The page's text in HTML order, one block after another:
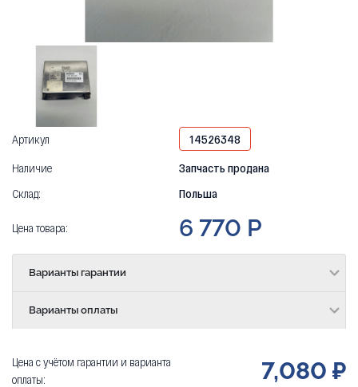
Артикул
14526348
Наличие
Запчасть продана
Склад:
Польша
Цена товара: 6 770 Р
Варианты гарантии
Варианты оплаты
Цена с учётом гарантии и варианта
оплаты:
7,080 ₽